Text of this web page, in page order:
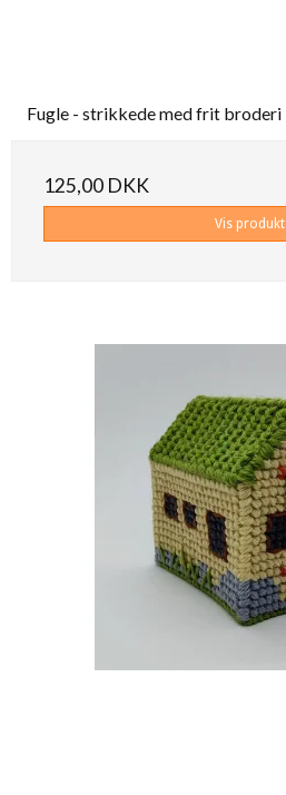
Fugle - strikkede med frit broderi
125,00 DKK
Vis produkt